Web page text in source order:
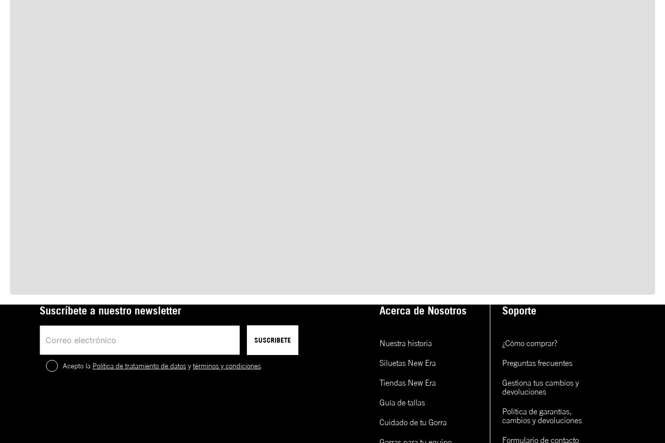
Suscríbete a nuestro newsletter
SUSCRIBETE
Acepto la Política de tratamiento de datos ytérminos y condiciones
Acerca de Nosotros
Nuestra historia
Siluetas New Era
Tiendas New Era
Guía de tallas
Cuidado de tu Gorra
Soporte
¿Cómo comprar?
Preguntas frecuentes
Gestiona tus cambios y
devoluciones
Política de garantías,
cambios y devoluciones
Formulario de contacto